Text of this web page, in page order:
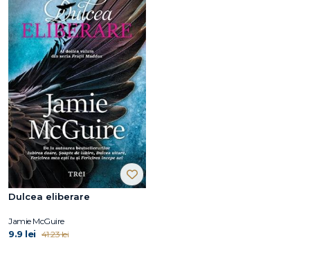
Dulcea eliberare
Jamie McGuire
9.9 lei 41.23 lei